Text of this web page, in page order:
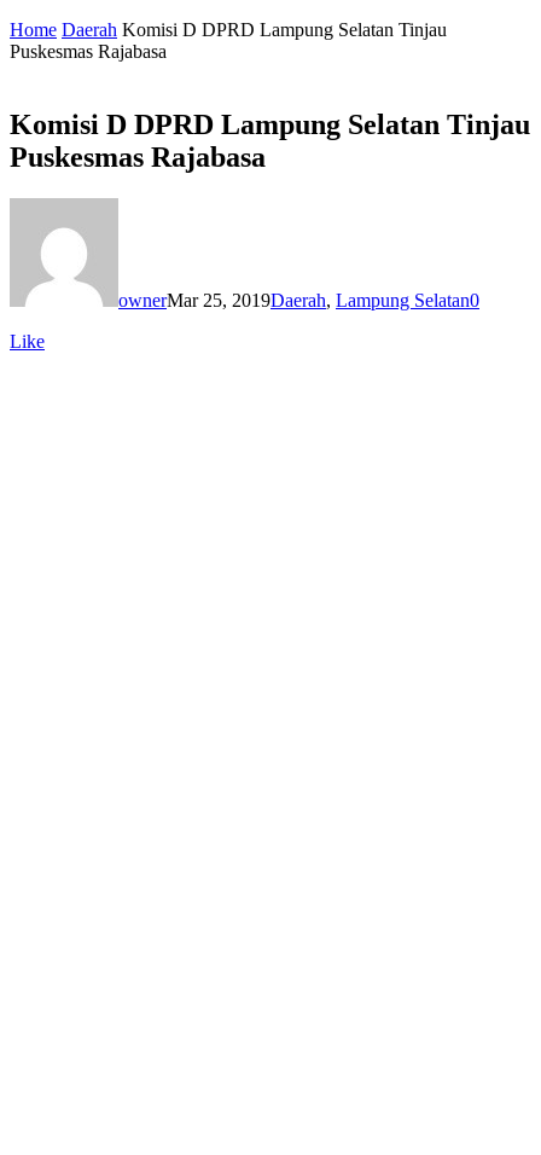
Home Daerah Komisi D DPRD Lampung Selatan Tinjau
Puskesmas Rajabasa
Komisi D DPRD Lampung Selatan Tinjau
Puskesmas Rajabasa
ownerMar 25, 2019Daerah, Lampung Selatan0
Like